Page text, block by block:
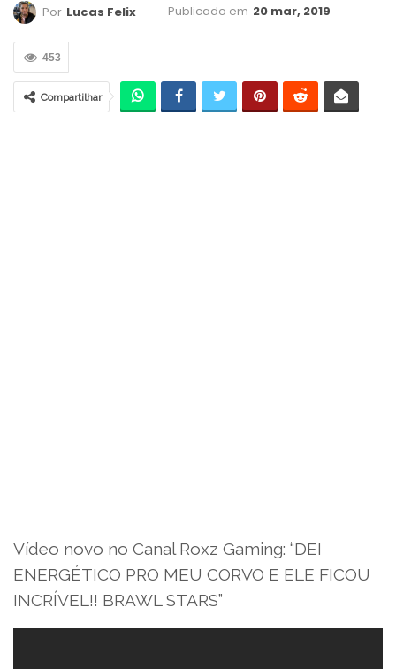
Por Lucas Felix Publicado em 20 mar, 2019
453
Compartilhar
Vídeo novo no Canal Roxz Gaming: “DEI
ENERGÉTICO PRO MEU CORVO E ELE FICOU
INCRÍVEL!! BRAWL STARS”